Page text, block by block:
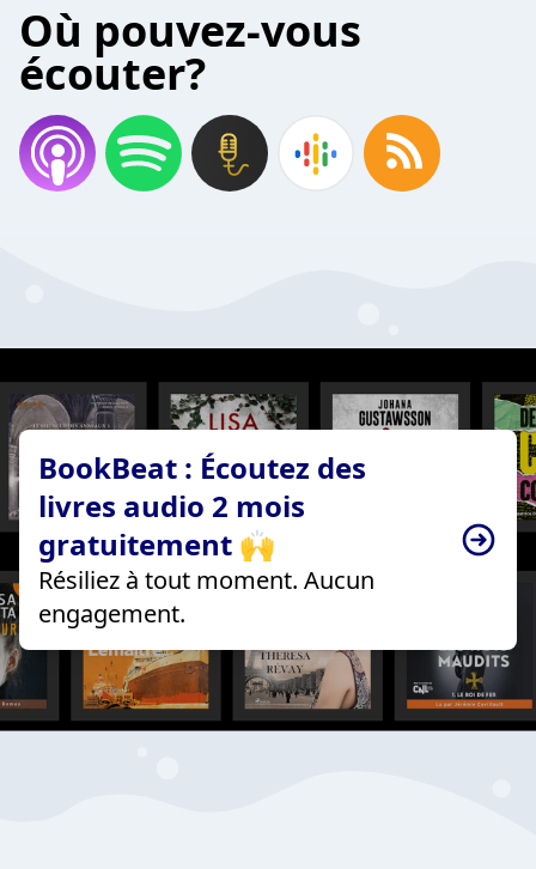
Où pouvez-vous
écouter?
BookBeat : Écoutez des
livres audio 2 mois
gratuitement 🙌
Résiliez à tout moment. Aucun
engagement.